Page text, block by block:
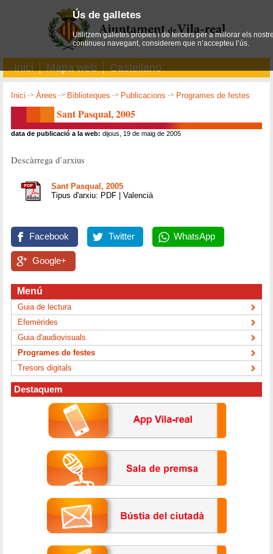
Inici Mapa web Castellano
Inici ->Àrees -> Biblioteques -> Publicacions -> Programes de festes
Sant Pasqual, 2005
data de publicació a la web: dijous, 19 de maig de 2005
Descàrrega d’arxius
Sant Pasqual, 2005
Tipus d'arxiu: PDF | Valencià
Facebook Twitter WhatsApp
Google+
Menú
Guia de lectura
Efemèrides
Guia d'audiovisuals
Programes de festes
Tresors digitals
Destaquem
Ús de galletes
Utilitzem galletes pròpies i de tercers per a millorar els
continueu navegant, considerem que n’accepteu l’ús.